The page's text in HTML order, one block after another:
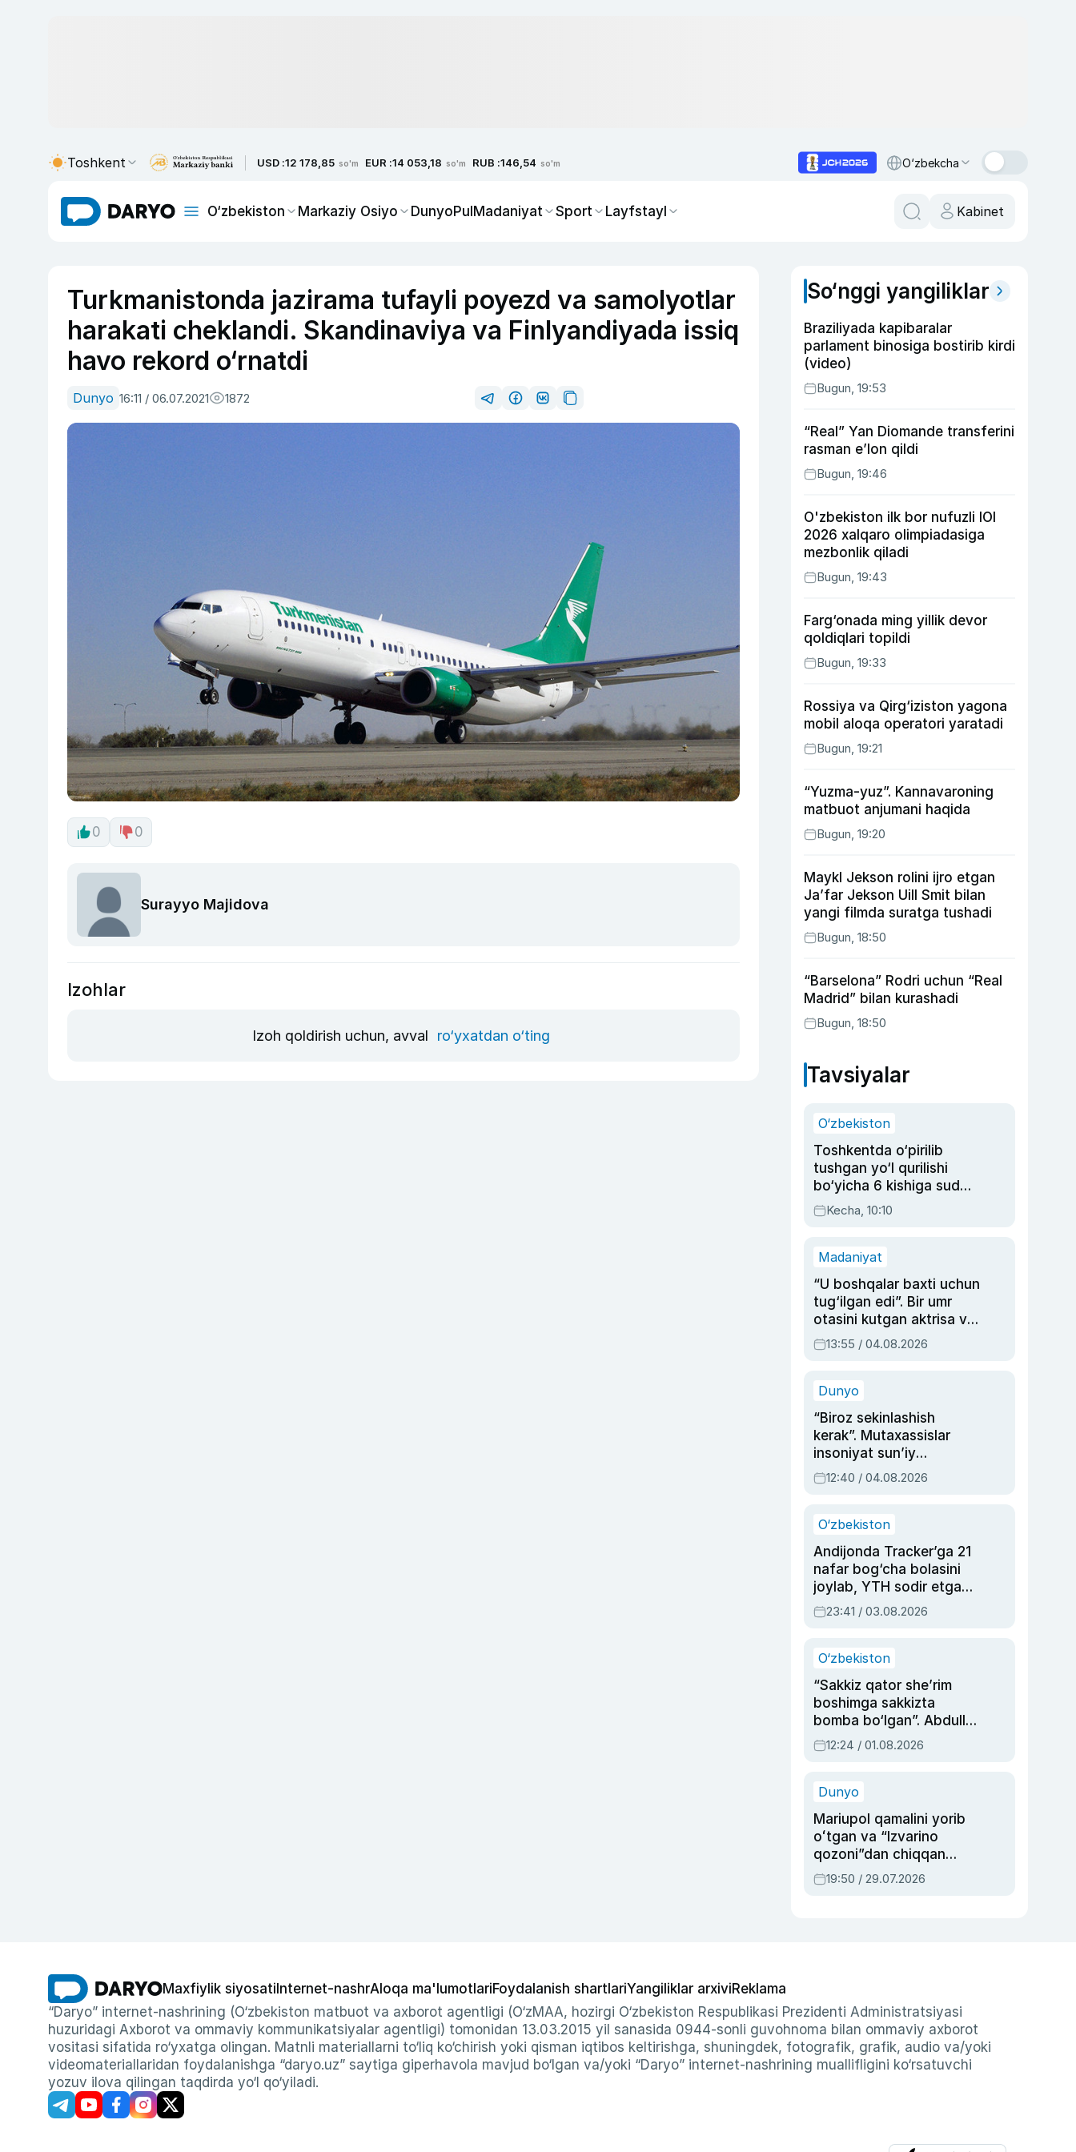
Toshkent USD :12 178,85 so'm EUR :14 053,18 so'm RUB :146,54 so'm O‘zbekcha
O‘zbekiston Markaziy Osiyo DunyoPulMadaniyat Sport Layfstayl Kabinet
Turkmanistonda jazirama tufayli poyezd va samolyotlar
harakati cheklandi. Skandinaviya va Finlyandiyada issiq
havo rekord o‘rnatdi
Dunyo 16:11 / 06.07.2021 1872
0 0
Surayyo Majidova
Izohlar
Izoh qoldirish uchun, avval ro‘yxatdan o‘ting
So‘nggi yangiliklar
Braziliyada kapibaralar
parlament binosiga bostirib kirdi
(video)
Bugun, 19:53
“Real” Yan Diomande transferini
rasman e’lon qildi
Bugun, 19:46
O'zbekiston ilk bor nufuzli IOI
2026 xalqaro olimpiadasiga
mezbonlik qiladi
Bugun, 19:43
Farg‘onada ming yillik devor
qoldiqlari topildi
Bugun, 19:33
Rossiya va Qirg‘iziston yagona
mobil aloqa operatori yaratadi
Bugun, 19:21
“Yuzma-yuz”. Kannavaroning
matbuot anjumani haqida
Bugun, 19:20
Maykl Jekson rolini ijro etgan
Ja’far Jekson Uill Smit bilan
yangi filmda suratga tushadi
Bugun, 18:50
“Barselona” Rodri uchun “Real
Madrid” bilan kurashadi
Bugun, 18:50
Tavsiyalar
O‘zbekiston
Toshkentda o‘pirilib
tushgan yo‘l qurilishi
bo‘yicha 6 kishiga sud
hukmi o‘qildi
Kecha, 10:10
Madaniyat
“U boshqalar baxti uchun
tug‘ilgan edi”. Bir umr
otasini kutgan aktrisa va
dublyaj ustasi Rimma
Ahmedovaning
13:55 / 04.08.2026
Dunyo
“Biroz sekinlashish
kerak”. Mutaxassislar
insoniyat sun’iy
intellektni boshqara
olmay qolishidan xavotir
12:40 / 04.08.2026
O‘zbekiston
Andijonda Tracker’ga 21
nafar bog‘cha bolasini
joylab, YTH sodir etgan
ayolga sud hukmi o‘qildi
23:41 / 03.08.2026
O‘zbekiston
“Sakkiz qator she’rim
boshimga sakkizta
bomba bo‘lgan”. Abdulla
Oripovni siyosiy
ayblovlardan asrab
12:24 / 01.08.2026
Dunyo
Mariupol qamalini yorib
oʻtgan va “Izvarino
qozoni”dan chiqqan
qahramon — Ukraina
armiyasi bosh
19:50 / 29.07.2026
Maxfiylik siyosati Internet-nashrAloqa ma'lumotlariFoydalanish shartlariYangiliklar arxiviReklama
“Daryo” internet-nashrining (O‘zbekiston matbuot va axborot agentligi (O‘zMAA, hozirgi O‘zbekiston Respublikasi Prezidenti Administratsiyasi
huzuridagi Axborot va ommaviy kommunikatsiyalar agentligi) tomonidan 13.03.2015 yil sanasida 0944-sonli guvohnoma bilan ommaviy axborot
vositasi sifatida ro‘yxatga olingan. Matnli materiallarni to‘liq ko‘chirish yoki qisman iqtibos keltirishga, shuningdek, fotografik, grafik, audio va/yoki
videomateriallaridan foydalanishga “daryo.uz” saytiga giperhavola mavjud bo‘lgan va/yoki “Daryo” internet-nashrining muallifligini ko‘rsatuvchi
yozuv ilova qilingan taqdirda yo‘l qo‘yiladi.